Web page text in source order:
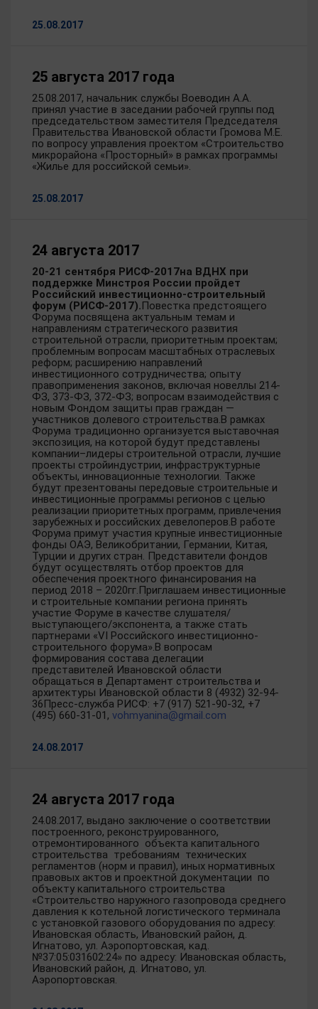
25.08.2017
25 августа 2017 года
25.08.2017, начальник службы Воеводин А.А.
принял участие в заседании рабочей группы под
председательством заместителя Председателя
Правительства Ивановской области Громова М.Е.
по вопросу управления проектом «Строительство
микрорайона «Просторный» в рамках программы
«Жилье для российской семьи».
25.08.2017
24 августа 2017
20-21 сентября РИСФ-2017на ВДНХ при
поддержке Минстроя России пройдет
Российский инвестиционно-строительный
форум (РИСФ-2017).Повестка предстоящего
Форума посвящена актуальным темам и
направлениям стратегического развития
строительной отрасли, приоритетным проектам;
проблемным вопросам масштабных отраслевых
реформ; расширению направлений
инвестиционного сотрудничества; опыту
правоприменения законов, включая новеллы 214-
ФЗ, 373-ФЗ, 372-ФЗ; вопросам взаимодействия с
новым Фондом защиты прав граждан —
участников долевого строительства.В рамках
Форума традиционно организуется выставочная
экспозиция, на которой будут представлены
компании–лидеры строительной отрасли, лучшие
проекты стройиндустрии, инфраструктурные
объекты, инновационные технологии. Также
будут презентованы передовые строительные и
инвестиционные программы регионов с целью
реализации приоритетных программ, привлечения
зарубежных и российских девелоперов.В работе
Форума примут участия крупные инвестиционные
фонды ОАЭ, Великобритании, Германии, Китая,
Турции и других стран. Представители фондов
будут осуществлять отбор проектов для
обеспечения проектного финансирования на
период 2018 – 2020гг.Приглашаем инвестиционные
и строительные компании региона принять
участие Форуме в качестве слушателя/
выступающего/экспонента, а также стать
партнерами «VI Российского инвестиционно-
строительного форума».В вопросам
формирования состава делегации
представителей Ивановской области
обращаться в Департамент строительства и
архитектуры Ивановской области 8 (4932) 32-94-
36Пресс-служба РИСФ: +7 (917) 521-90-32, +7
(495) 660-31-01, vohmyanina@gmail.com
24.08.2017
24 августа 2017 года
24.08.2017, выдано заключение о соответствии
построенного, реконструированного,
отремонтированного объекта капитального
строительства требованиям технических
регламентов (норм и правил), иных нормативных
правовых актов и проектной документации по
объекту капитального строительства
«Строительство наружного газопровода среднего
давления к котельной логистического терминала
с установкой газового оборудования по адресу:
Ивановская область, Ивановский район, д.
Игнатово, ул. Аэропортовская, кад.
№37:05:031602:24» по адресу: Ивановская область,
Ивановский район, д. Игнатово, ул.
Аэропортовская.